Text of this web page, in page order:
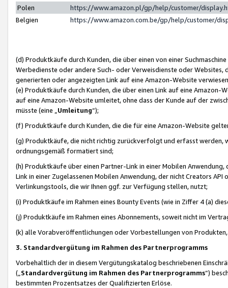
Polen
https://www.amazon.pl/gp/help/customer/
Belgien
https://www.amazon.com.be/gp/help/customer/
(d) Produktkäufe durch Kunden, die über einen von einer
Werbedienste oder andere Such- oder Verweisdienste oder Websites,
generierten oder angezeigten Link auf eine Amazon-Website
(e) Produktkäufe durch Kunden, die über einen Link auf eine
auf eine Amazon-Website umleitet, ohne dass der Kunde auf der
müsste (eine „ Umleitung“);
(f) Produktkäufe durch Kunden, die die für eine Amazon-Website
(g) Produktkäufe, die nicht richtig zurückverfolgt und erfasst werden,
ordnungsgemäß formatiert sind;
(h) Produktkäufe über einen Partner-Link in einer Mobilen
Link in einer Zugelassenen Mobilen Anwendung, der nicht Creators
Verlinkungstools, die wir Ihnen ggf. zur Verfügung stellen, nutzt;
(i) Produktkäufe im Rahmen eines Bounty Events (wie in Ziffer 4 (a)
(j) Produktkäufe im Rahmen eines Abonnements, soweit nicht im
(k) alle Vorabveröffentlichungen oder Vorbestellungen von
3. Standardvergütung im Rahmen des Partnerprogramms
Vorbehaltlich der in diesem Vergütungskatalog beschriebenen
(„ Standardvergütung im Rahmen des Partnerprogramms“)
bestimmten Prozentsatzes der Qualifizierten Erlöse.